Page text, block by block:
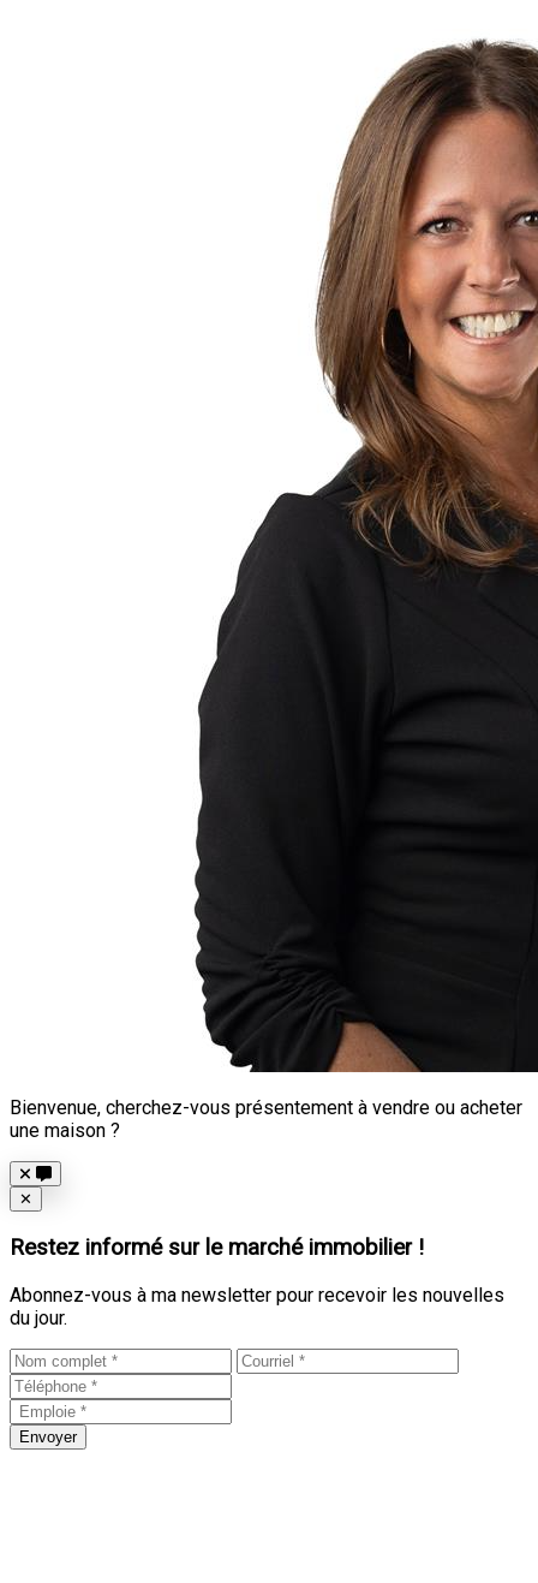
Bienvenue, cherchez-vous présentement à vendre ou acheter
une maison ?
Close
✕
Restez informé sur le marché immobilier !
Abonnez-vous à ma newsletter pour recevoir les nouvelles
du jour.
Envoyer